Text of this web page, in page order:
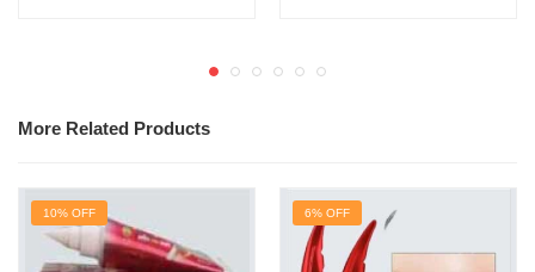
More Related Products
10% OFF 6% OFF